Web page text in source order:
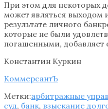
При этом для некоторых
может являться выходом
результате личного
которые не были
погашенными, добавляет
Константин Куркин
КоммерсантЪ
Метки:арбитражные
суд, банк, взыскание